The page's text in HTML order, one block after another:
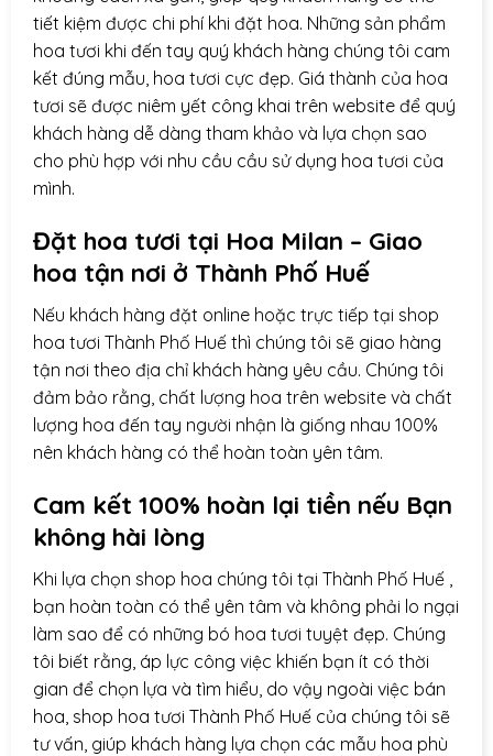
tiết kiệm được chi phí khi đặt hoa. Những sản phẩm
hoa tươi khi đến tay quý khách hàng chúng tôi cam
kết đúng mẫu, hoa tươi cực đẹp. Giá thành của hoa
tươi sẽ được niêm yết công khai trên website để quý
khách hàng dễ dàng tham khảo và lựa chọn sao
cho phù hợp với nhu cầu cầu sử dụng hoa tươi của
mình.
Đặt hoa tươi tại Hoa Milan – Giao
hoa tận nơi ở Thành Phố Huế
Nếu khách hàng đặt online hoặc trực tiếp tại shop
hoa tươi Thành Phố Huế thì chúng tôi sẽ giao hàng
tận nơi theo địa chỉ khách hàng yêu cầu. Chúng tôi
đảm bảo rằng, chất lượng hoa trên website và chất
lượng hoa đến tay người nhận là giống nhau 100%
nên khách hàng có thể hoàn toàn yên tâm.
Cam kết 100% hoàn lại tiền nếu Bạn
không hài lòng
Khi lựa chọn shop hoa chúng tôi tại Thành Phố Huế ,
bạn hoàn toàn có thể yên tâm và không phải lo ngại
làm sao để có những bó hoa tươi tuyệt đẹp. Chúng
tôi biết rằng, áp lực công việc khiến bạn ít có thời
gian để chọn lựa và tìm hiểu, do vậy ngoài việc bán
hoa, shop hoa tươi Thành Phố Huế của chúng tôi sẽ
tư vấn, giúp khách hàng lựa chọn các mẫu hoa phù